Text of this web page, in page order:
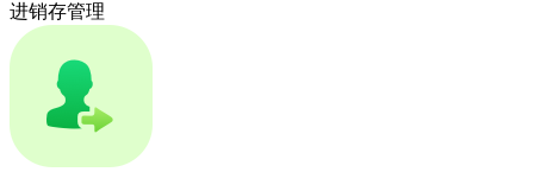
进销存管理